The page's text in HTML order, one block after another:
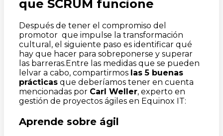
que SCRUM funcione
Después de tener el compromiso del
promotor que impulse la transformación
cultural, el siguiente paso es identificar qué
hay que hacer para sobreponerse y superar
las barreras.Entre las medidas que se pueden
lelvar a cabo, compartirmos las 5 buenas
prácticas que deberíamos tener en cuenta
mencionadas por Carl Weller, experto en
gestión de proyectos ágiles en Equinox IT:
Aprende sobre ágil